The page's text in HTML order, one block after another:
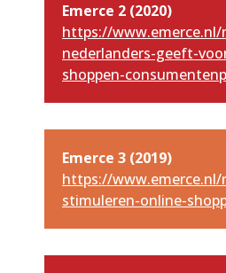
Emerce 2 (2020)
https://
nederlanders-geeft-
shoppen-
Emerce 3 (2019)
https://www.emerce.nl/
stimuleren-online-